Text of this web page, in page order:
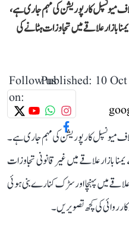
میونسپل کارپوریشن کی مہم جاری ہے،
بازار علاقے میں تجاوزات ہٹانے کی
Published: 10
Follow us
on:
میونسپل کارپوریشن کی مہم جاری ہے۔
بازار علاقے میں غیر قانونی تجاوزات
علاقے میں پہنچا اور سڑک کنارے بنی ہوئی
کی کچھ تصویریں۔